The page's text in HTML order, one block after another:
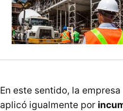
En este sentido, la
aplicó igualmente por